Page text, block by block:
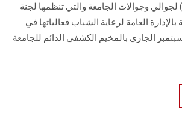
الـ 54 والإرشادية الـ 42) لجوالي وجوالات الجامعة والتي تنظمها لجنة
بالإدارة العامة لرعاية الشباب فعالياتها في
من 7 ‏وحتى 14 سبتمبر الجاري بالمخيم الكشفي الدائم للجامعة